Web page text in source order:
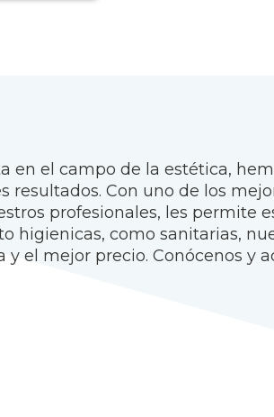
el campo de la estética,
Con uno de los
profesionales, les permite
higienicas, como sanitarias,
el mejor precio. Conócenos y